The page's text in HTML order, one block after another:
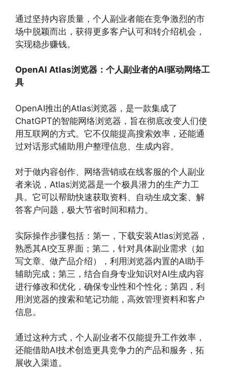
通过坚持内容质量，个人副业者能在竞争激烈的市
场中脱颖而出，获得更多客户认可和转介绍机会，
实现稳步赚钱。
OpenAI Atlas浏览器：个人副业者的AI驱动网络工
具
OpenAI推出的Atlas浏览器，是一款集成了
ChatGPT的智能网络浏览器，旨在彻底改变人们使
用互联网的方式。它不仅能提高搜索效率，还能通
过对话形式辅助用户整理信息、生成内容。
对于做内容创作、网络营销或在线客服的个人副业
者来说，Atlas浏览器是一个极具潜力的生产力工
具。它可以帮助快速获取资料、自动生成文案、解
答客户问题，极大节省时间和精力。
实际操作步骤包括：第一，下载安装Atlas浏览器，
熟悉其AI交互界面；第二，针对具体副业需求（如
写文章、做产品介绍），利用浏览器内置的AI助手
辅助完成；第三，结合自身专业知识对AI生成内容
进行修改和优化，确保专业性和个性化；第四，利
用浏览器的搜索和笔记功能，高效管理资料和客户
信息。
通过这种方式，个人副业者不仅能提升工作效率，
还能借助AI技术创造更具竞争力的产品和服务，拓
展收入渠道。